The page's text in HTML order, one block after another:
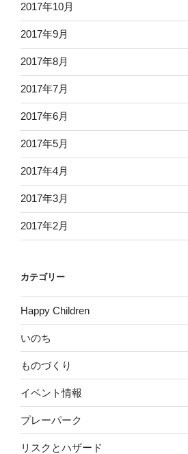
2017年10月
2017年9月
2017年8月
2017年7月
2017年6月
2017年5月
2017年4月
2017年3月
2017年2月
カテゴリー
Happy Children
いのち
ものづくり
イベント情報
プレーパーク
リスクとハザード